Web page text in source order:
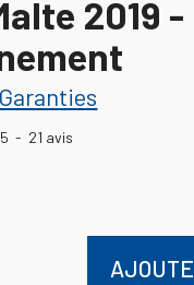
2019
Garanties
5 - 21 avis